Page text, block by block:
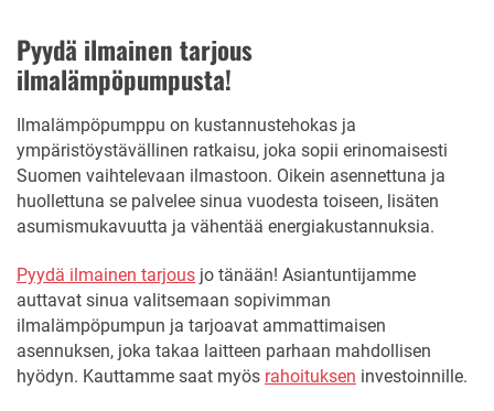
Pyydä ilmainen tarjous
ilmalämpöpumpusta!
Ilmalämpöpumppu on kustannustehokas ja
ympäristöystävällinen ratkaisu, joka sopii erinomaisesti
Suomen vaihtelevaan ilmastoon. Oikein asennettuna ja
huollettuna se palvelee sinua vuodesta toiseen, lisäten
asumismukavuutta ja vähentää energiakustannuksia.
Pyydä ilmainen tarjous jo tänään! Asiantuntijamme
auttavat sinua valitsemaan sopivimman
ilmalämpöpumpun ja tarjoavat ammattimaisen
asennuksen, joka takaa laitteen parhaan mahdollisen
hyödyn. Kauttamme saat myös rahoituksen investoinnille.